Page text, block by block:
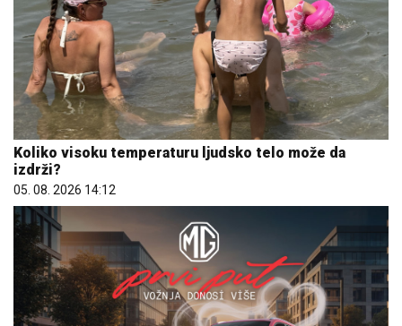
Koliko visoku temperaturu ljudsko telo može da
izdrži?
05. 08. 2026 14:12